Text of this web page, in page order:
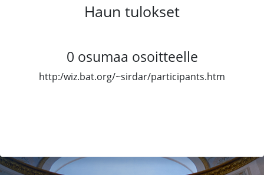
Haun tulokset
0 osumaa osoitteelle
http:/wiz.bat.org/~sirdar/participants.htm